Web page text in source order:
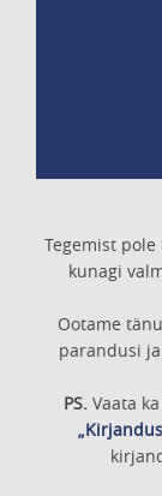
Tegemist
kunagi
Ootame
parandusi
PS. Vaata